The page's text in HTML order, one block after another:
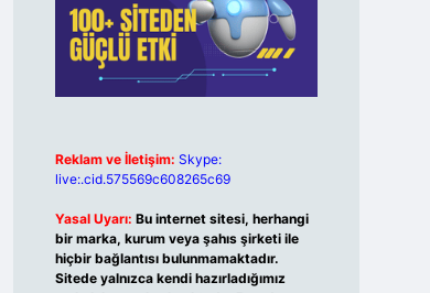
Reklam ve İletişim: Skype:
live:.cid.575569c608265c69
Yasal Uyarı: Bu internet sitesi, herhangi
bir marka, kurum veya şahıs şirketi ile
hiçbir bağlantısı bulunmamaktadır.
Sitede yalnızca kendi hazırladığımız